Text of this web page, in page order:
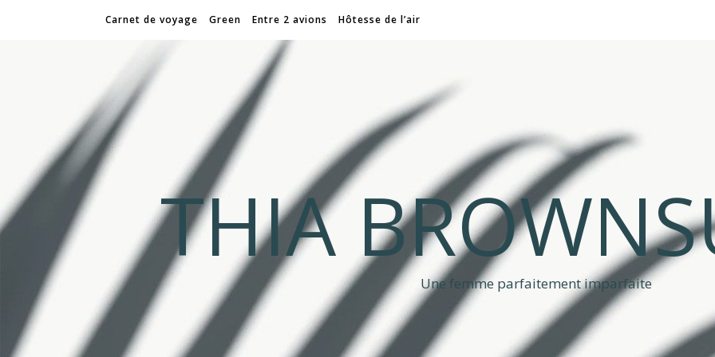
Carnet de voyage Green Entre 2 avions Hôtesse de l’air
THIA
Une femme parfaitement imparfaite